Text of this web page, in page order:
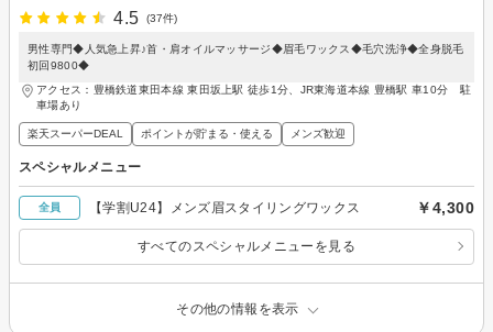
4.5
(37件)
男性専門◆人気急上昇♪首・肩オイルマッサージ◆眉毛ワックス◆毛穴洗浄◆全身脱毛
初回9800◆
アクセス：豊橋鉄道東田本線 東田坂上駅 徒歩1分、JR東海道本線 豊橋駅 車10分 駐
車場あり
楽天スーパーDEAL ポイントが貯まる・使える メンズ歓迎
スペシャルメニュー
全員 【学割U24】メンズ眉スタイリングワックス ￥4,300
すべてのスペシャルメニューを見る
その他の情報を表示